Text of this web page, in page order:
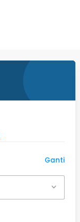
Ganti